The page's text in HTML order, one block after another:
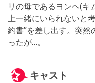
リの母であるヨンヘ(キ
上一緒にいられないと
約書”を差し出す。突
ったが…。
キャスト